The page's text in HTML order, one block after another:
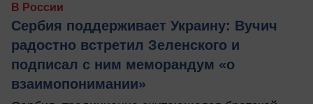
В России
Сербия поддерживает Украину: Вучич
радостно встретил Зеленского и
подписал с ним меморандум «о
взаимопонимании»